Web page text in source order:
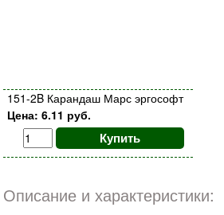
151-2B Карандаш Марс эргософт
Цена: 6.11 руб.
Купить
Описание и характеристики: